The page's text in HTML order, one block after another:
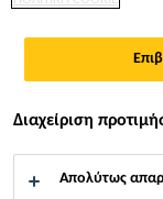
GR
ΕΝΙΣΧΥΤΙΚΟ
ΠΡΟΣΜΙΚΤΟ
Το Sika
πρόσμικτο,
Διαχείριση
Απολύτως